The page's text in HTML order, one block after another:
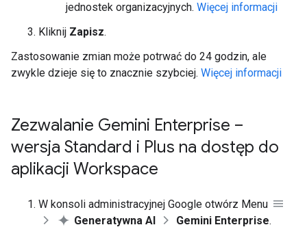
jednostek organizacyjnych. Więcej informacji
Kliknij Zapisz.
Zastosowanie zmian może potrwać do 24 godzin, ale
zwykle dzieje się to znacznie szybciej. Więcej informacji
Zezwalanie Gemini Enterprise –
wersja Standard i Plus na dostęp do
aplikacji Workspace
W konsoli administracyjnej Google otwórz Menu
Generatywna AI
Gemini Enterprise.